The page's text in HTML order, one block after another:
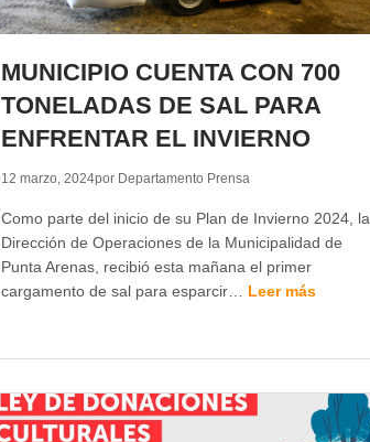
MUNICIPIO CUENTA CON 700
TONELADAS DE SAL PARA
ENFRENTAR EL INVIERNO
12 marzo, 2024por Departamento Prensa
Como parte del inicio de su Plan de Invierno 2024, la
Dirección de Operaciones de la Municipalidad de
Punta Arenas, recibió esta mañana el primer
cargamento de sal para esparcir… Leer más